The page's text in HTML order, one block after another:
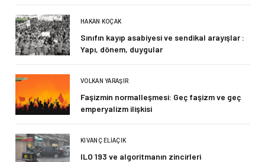
HAKAN KOÇAK
Sınıfın kayıp asabiyesi ve sendikal arayışlar :
Yapı, dönem, duygular
VOLKAN YARAŞIR
Faşizmin normalleşmesi: Geç faşizm ve geç
emperyalizm ilişkisi
KIVANÇ ELIAÇIK
ILO 193 ve algoritmanın zincirleri